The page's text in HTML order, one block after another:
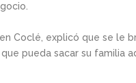
Coclé, explicó que se
pueda sacar su